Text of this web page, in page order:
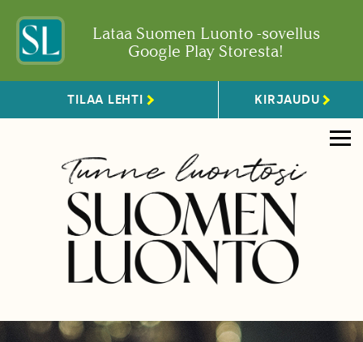
Lataa Suomen Luonto -sovellus
Google Play Storesta!
TILAA LEHTI KIRJAUDU